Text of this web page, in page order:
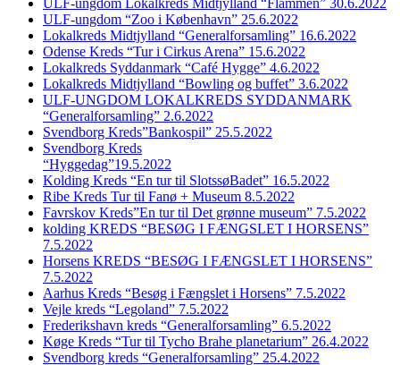
ULF-ungdom “Zoo i København” 25.6.2022
Lokalkreds Midtjylland “Generalforsamling” 16.6.2022
Odense Kreds “Tur i Cirkus Arena” 15.6.2022
Lokalkreds Syddanmark “Café Hygge” 4.6.2022
Lokalkreds Midtjylland “Bowling og buffet” 3.6.2022
ULF-UNGDOM LOKALKREDS SYDDANMARK
“Generalforsamling” 2.6.2022
Svendborg Kreds”Bankospil” 25.5.2022
Svendborg Kreds
“Hyggedag”19.5.2022
Kolding Kreds “En tur til SlotssøBadet” 16.5.2022
Ribe Kreds Tur til Fanø + Museum 8.5.2022
Favrskov Kreds”En tur til Det grønne museum” 7.5.2022
kolding KREDS “BESØG I FÆNGSLET I HORSENS”
7.5.2022
Horsens KREDS “BESØG I FÆNGSLET I HORSENS”
7.5.2022
Aarhus Kreds “Besøg i Fængslet i Horsens” 7.5.2022
Vejle kreds “Legoland” 7.5.2022
Frederikshavn kreds “Generalforsamling” 6.5.2022
Køge Kreds “Tur til Tycho Brahe planetarium” 26.4.2022
Svendborg kreds “Generalforsamling” 25.4.2022